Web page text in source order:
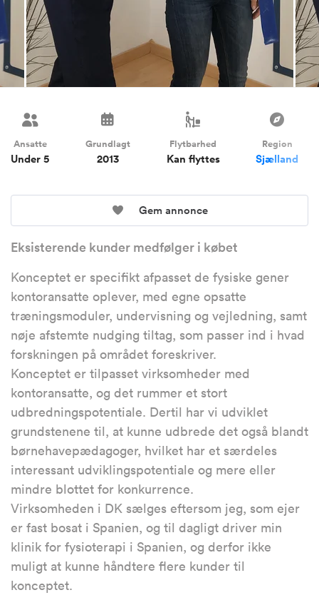
Ansatte
Under 5
Grundlagt
2013
Flytbarhed
Kan flyttes
Region
Sjælland
Gem annonce
Eksisterende kunder medfølger i købet
Konceptet er specifikt afpasset de fysiske gener
kontoransatte oplever, med egne opsatte
træningsmoduler, undervisning og vejledning, samt
nøje afstemte nudging tiltag, som passer ind i hvad
forskningen på området foreskriver.
Konceptet er tilpasset virksomheder med
kontoransatte, og det rummer et stort
udbredningspotentiale. Dertil har vi udviklet
grundstenene til, at kunne udbrede det også blandt
børnehavepædagoger, hvilket har et særdeles
interessant udviklingspotentiale og mere eller
mindre blottet for konkurrence.
Virksomheden i DK sælges eftersom jeg, som ejer
er fast bosat i Spanien, og til dagligt driver min
klinik for fysioterapi i Spanien, og derfor ikke
muligt at kunne håndtere flere kunder til
konceptet.